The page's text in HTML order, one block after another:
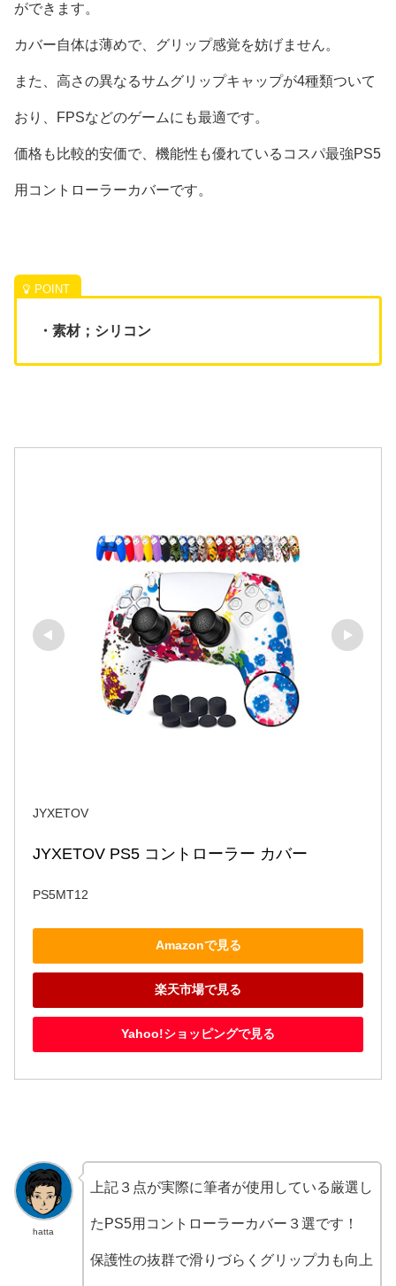
ができます。
カバー自体は薄めで、グリップ感覚を妨げません。
また、高さの異なるサムグリップキャップが4種類ついて
おり、FPSなどのゲームにも最適です。
価格も比較的安価で、機能性も優れているコスパ最強PS5
用コントローラーカバーです。
・素材；シリコン
JYXETOV
JYXETOV PS5 コントローラー カバー
PS5MT12
Amazonで見る
楽天市場で見る
Yahoo!ショッピングで見る
hatta
上記３点が実際に筆者が使用している厳選し
たPS5用コントローラーカバー３選です！
保護性の抜群で滑りづらくグリップ力も向上